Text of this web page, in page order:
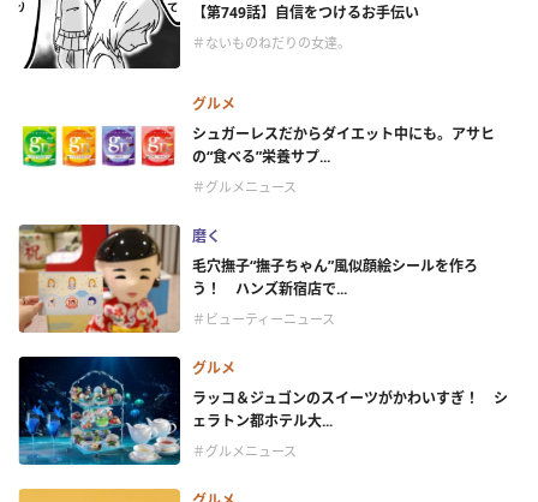
【第749話】自信をつけるお手伝い
＃ないものねだりの女達。
グルメ
シュガーレスだからダイエット中にも。アサヒ
の“食べる”栄養サプ...
＃グルメニュース
磨く
毛穴撫子“撫子ちゃん”風似顔絵シールを作ろ
う！ ハンズ新宿店で...
＃ビューティーニュース
グルメ
ラッコ＆ジュゴンのスイーツがかわいすぎ！ シ
ェラトン都ホテル大...
＃グルメニュース